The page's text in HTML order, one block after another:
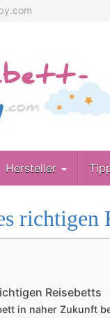
Hersteller
richtigen
Reisebetts
in naher Zukunft